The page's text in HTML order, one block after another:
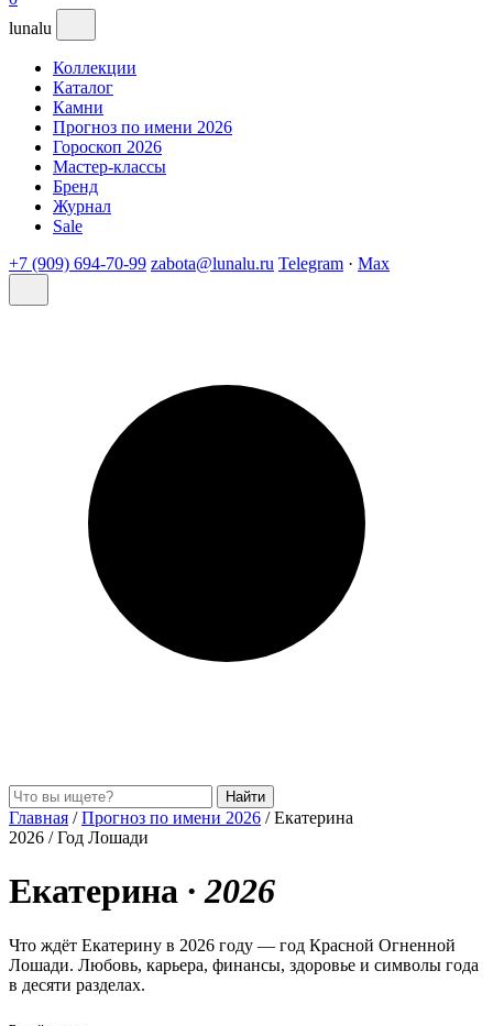
lunalu
Коллекции
Каталог
Камни
Прогноз по имени 2026
Гороскоп 2026
Мастер-классы
Бренд
Журнал
Sale
+7 (909) 694-70-99 zabota@lunalu.ru Telegram · Max
Найти
Главная / Прогноз по имени 2026 / Екатерина
2026 / Год Лошади
Екатерина · 2026
Что ждёт Екатерину в 2026 году — год Красной Огненной
Лошади. Любовь, карьера, финансы, здоровье и символы года
в десяти разделах.